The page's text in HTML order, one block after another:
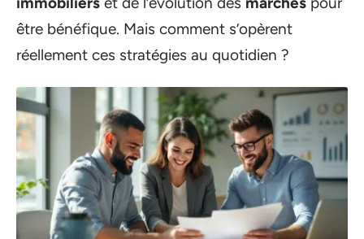
être bénéfique. Mais comment s’opèrent
réellement ces stratégies au quotidien ?